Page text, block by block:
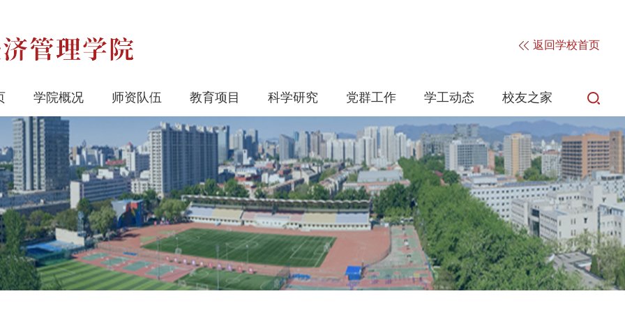
返回学校首页
学院概况 师资队伍 教育项目 科学研究 党群工作 学工动态 校友之家